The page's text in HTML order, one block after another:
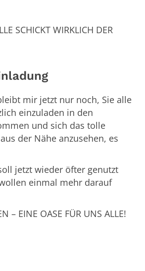
SCHICKT WIRKLICH DER
mir jetzt nur noch, Sie alle
einzuladen in den
und sich das tolle
der Nähe anzusehen, es
jetzt wieder öfter genutzt
einmal mehr darauf
– EINE OASE FÜR UNS ALLE!